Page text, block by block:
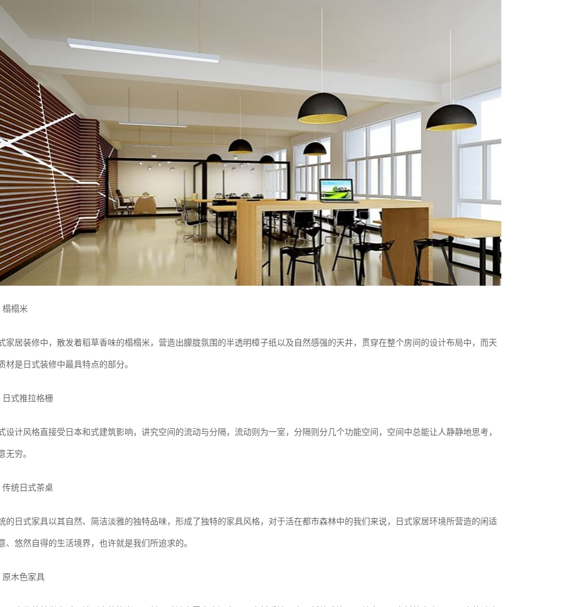
榻榻米
家居装修中，散发着稻草香味的榻榻米，营造出朦胧氛围的半透明樟子纸以及自然感强的天井，贯穿在整个房间的设计布局中，而天
材是日式装修中最具特点的部分。
日式推拉格栅
设计风格直接受日本和式建筑影响，讲究空间的流动与分隔，流动则为一室，分隔则分几个功能空间，空间中总能让人静静地思考，
无穷。
传统日式茶桌
的日式家具以其自然、简洁淡雅的独特品味，形成了独特的家具风格，对于活在都市森林中的我们来说，日式家居环境所营造的闲适
、悠然自得的生活境界，也许就是我们所追求的。
原木色家具